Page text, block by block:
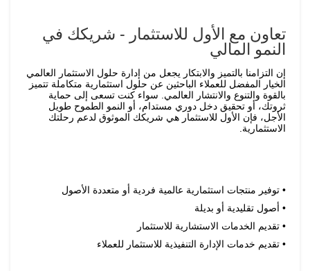
تعاون مع الأول للاستثمار - شريكك في
النمو المالي
إن التزامنا بالتميز والابتكار يجعل من إدارة حلول الاستثمار العالمي
الخيار المفضل للعملاء الباحثين عن حلول استثمارية متكاملة تتميز
بالقوة والتنوع والانتشار العالمي. سواء كنت تسعى إلى حماية
ثروتك، أو تحقيق دخل دوري مستدام، أو النمو الطموح طويل
الأجل، فإن الأول للاستثمار هي شريكك الموثوق لدعم رحلتك
الاستثمارية.
توفير منتجات استثمارية عالمية فردية أو متعددة الأصول
أصول تقليدية أو بديلة
تقديم الخدمات الاستشارية للاستثمار
تقديم خدمات الإدارة التنفيذية للاستثمار للعملاء